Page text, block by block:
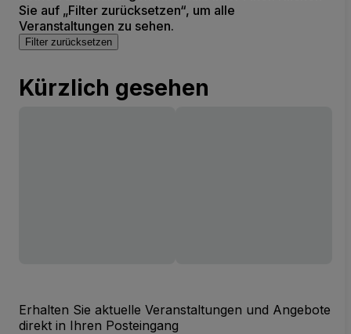
Sie auf „Filter zurücksetzen“, um alle
Veranstaltungen zu sehen.
Filter zurücksetzen
Kürzlich gesehen
Erhalten Sie aktuelle Veranstaltungen und Angebote
direkt in Ihren Posteingang